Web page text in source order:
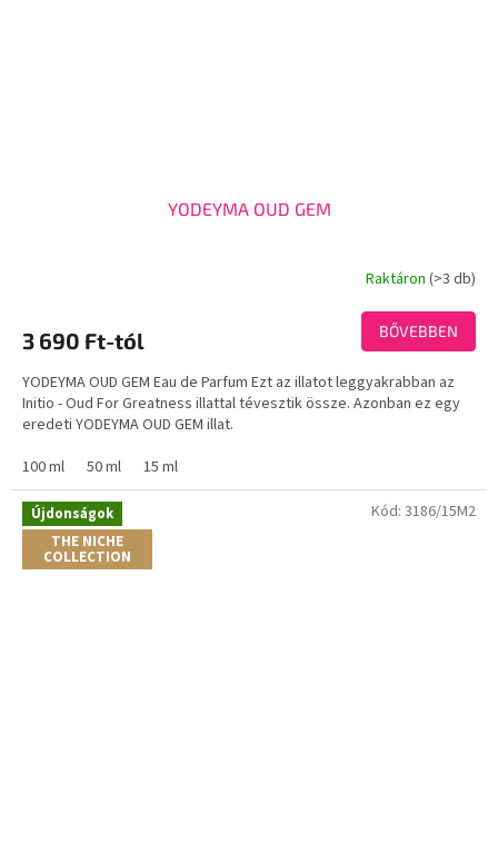
YODEYMA OUD GEM
értékelése
ből
3,8
csillag.
Raktáron(>3 db)
3 690 Ft-tól BŐVEBBEN
YODEYMA OUD GEM Eau de Parfum Ezt az illatot leggyakrabban az
Initio - Oud For Greatness illattal tévesztik össze. Azonban ez egy
eredeti YODEYMA OUD GEM illat.
100 ml
50 ml 15 ml
Újdonságok
THE NICHE
COLLECTION
Kód: 3186/15M2